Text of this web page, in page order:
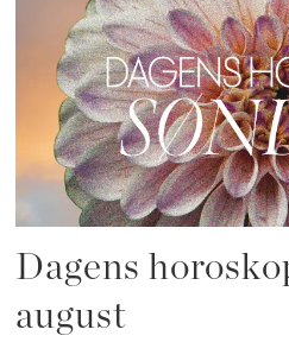
Dagens
august